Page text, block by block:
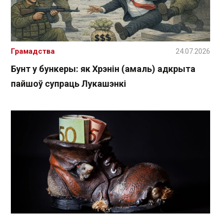
Бунт у бункеры: як Хрэнін (амаль) адкрыта
пайшоў супраць Лукашэнкі
Грамадства 24.07.2026